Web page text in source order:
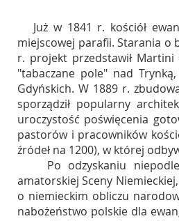
Już w 1841 r. kościół
miejscowej parafii. Starania o
r. projekt przedstawił
"tabaczane pole" nad Trynką
Gdyńskich. W 1889 r.
sporządził popularny
uroczystość poświęcenia
pastorów i pracowników
źródeł na 1200), w której
Po odzyskaniu
amatorskiej Sceny
o niemieckim obliczu
nabożeństwo polskie dla